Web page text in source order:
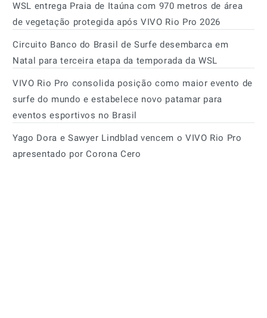
WSL entrega Praia de Itaúna com 970 metros de área
de vegetação protegida após VIVO Rio Pro 2026
Circuito Banco do Brasil de Surfe desembarca em
Natal para terceira etapa da temporada da WSL
VIVO Rio Pro consolida posição como maior evento de
surfe do mundo e estabelece novo patamar para
eventos esportivos no Brasil
Yago Dora e Sawyer Lindblad vencem o VIVO Rio Pro
apresentado por Corona Cero